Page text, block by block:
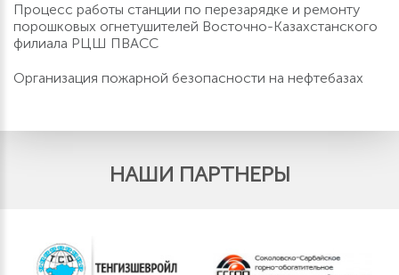
Процесс работы станции по перезарядке и ремонту
порошковых огнетушителей Восточно-Казахстанского
филиала РЦШ ПВАСС
Организация пожарной безопасности на нефтебазах
НАШИ ПАРТНЕРЫ